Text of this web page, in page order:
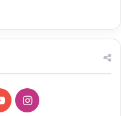
YouTubeInstagram